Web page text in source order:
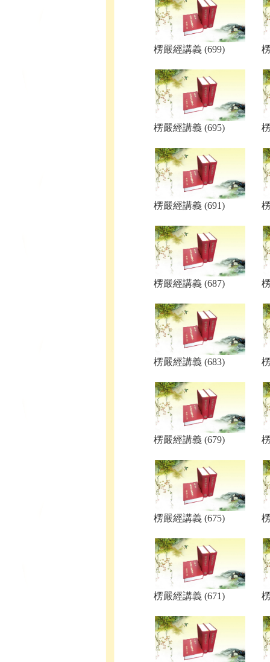
楞嚴經講義 (699)
楞嚴經講義 (695)
楞嚴經講義 (691)
楞嚴經講義 (687)
楞嚴經講義 (683)
楞嚴經講義 (679)
楞嚴經講義 (675)
楞嚴經講義 (671)